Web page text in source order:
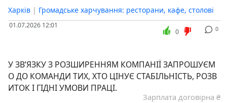
Харків | Громадське харчування: ресторани, кафе, столові
01.07.2026 12:01 0
0
У ЗВ’ЯЗКУ З РОЗШИРЕННЯМ КОМПАНІЇ ЗАПРОШУЄМ
О ДО КОМАНДИ ТИХ, ХТО ЦІНУЄ СТАБІЛЬНІСТЬ, РОЗВ
ИТОК І ГІДНІ УМОВИ ПРАЦІ.
Зарплата договірна ₴